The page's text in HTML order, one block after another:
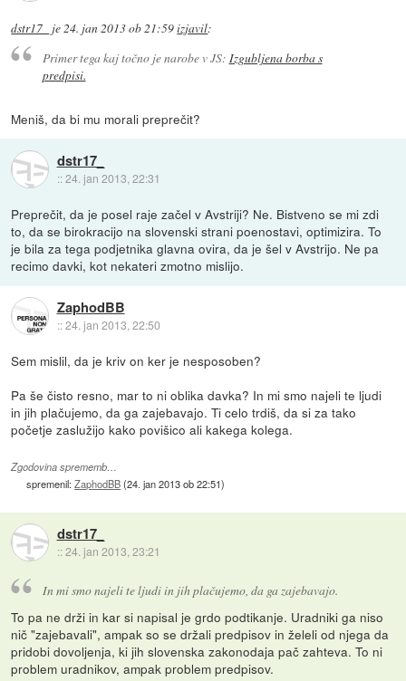
dstr17_ je24. jan 2013 ob 21:59izjavil:
Primer tega kaj točno je narobe v JS: Izgubljena borba s
predpisi.
Meniš, da bi mu morali preprečit?
dstr17_
::24. jan 2013, 22:31
Preprečit, da je posel raje začel v Avstriji? Ne. Bistveno se mi zdi
to, da se birokracijo na slovenski strani poenostavi, optimizira. To
je bila za tega podjetnika glavna ovira, da je šel v Avstrijo. Ne pa
recimo davki, kot nekateri zmotno mislijo.
ZaphodBB
::24. jan 2013, 22:50
Sem mislil, da je kriv on ker je nesposoben?
Pa še čisto resno, mar to ni oblika davka? In mi smo najeli te ljudi
in jih plačujemo, da ga zajebavajo. Ti celo trdiš, da si za tako
početje zaslužijo kako povišico ali kakega kolega.
Zgodovina sprememb…
spremenil:ZaphodBB(24. jan 2013 ob 22:51)
dstr17_
::24. jan 2013, 23:21
In mi smo najeli te ljudi in jih plačujemo, da ga zajebavajo.
To pa ne drži in kar si napisal je grdo podtikanje. Uradniki ga niso
nič "zajebavali", ampak so se držali predpisov in želeli od njega da
pridobi dovoljenja, ki jih slovenska zakonodaja pač zahteva. To ni
problem uradnikov, ampak problem predpisov.